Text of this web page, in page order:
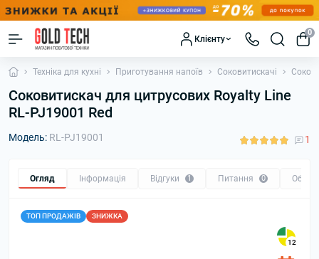
Клієнту
0
Техніка для кухні Приготування напоїв Соковитискачі
Соковитискач для цитрусових Royalty Line
RL-PJ19001 Red
Модель: RL-PJ19001 1
Огляд Інформація Відгуки 1 Питання 0 Обмін
ТОП ПРОДАЖІВ ЗНИЖКА
12